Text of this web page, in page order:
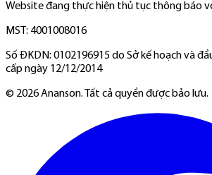
Website đang thực hiện thủ tục thông báo
MST: 4001008016
Số ĐKDN: 0102196915 do Sở kế hoạch và
cấp ngày 12/12/2014
© 2026Ananson. Tất cả quyền được bảo lưu.